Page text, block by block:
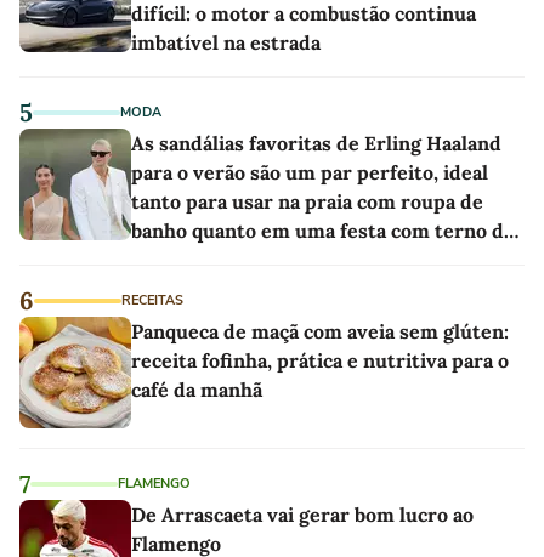
difícil: o motor a combustão continua
imbatível na estrada
5 MODA
As sandálias favoritas de Erling Haaland
para o verão são um par perfeito, ideal
tanto para usar na praia com roupa de
banho quanto em uma festa com terno de
6 RECEITAS
Panqueca de maçã com aveia sem glúten:
receita fofinha, prática e nutritiva para o
café da manhã
7 FLAMENGO
De Arrascaeta vai gerar bom lucro ao
Flamengo